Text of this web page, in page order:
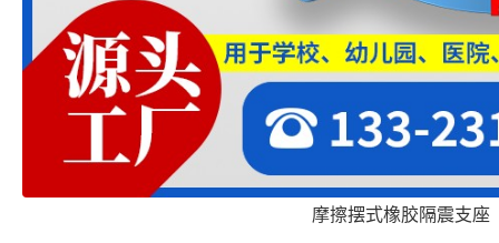
摩擦摆式橡胶隔震支座